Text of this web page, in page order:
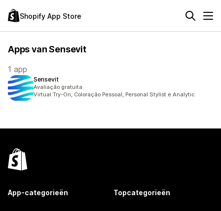
Shopify App Store
Apps van Sensevit
1 app
Sensevit
Avaliação gratuita
Virtual Try-On, Coloração Pessoal, Personal Stylist e Analytic
App-categorieën Topcategorieën